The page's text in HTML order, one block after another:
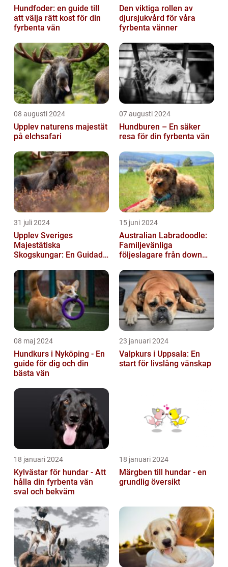
Hundfoder: en guide till
att välja rätt kost för din
fyrbenta vän
Den viktiga rollen av
djursjukvård för våra
fyrbenta vänner
08 augusti 2024
Upplev naturens majestät
på elchsafari
07 augusti 2024
Hundburen – En säker
resa för din fyrbenta vän
31 juli 2024
Upplev Sveriges
Majestätiska
Skogskungar: En Guidad
15 juni 2024
Australian Labradoodle:
Familjevänliga
följeslagare från down
08 maj 2024
Hundkurs i Nyköping - En
guide för dig och din
bästa vän
23 januari 2024
Valpkurs i Uppsala: En
start för livslång vänskap
18 januari 2024
Kylvästar för hundar - Att
hålla din fyrbenta vän
sval och bekväm
18 januari 2024
Märgben till hundar - en
grundlig översikt